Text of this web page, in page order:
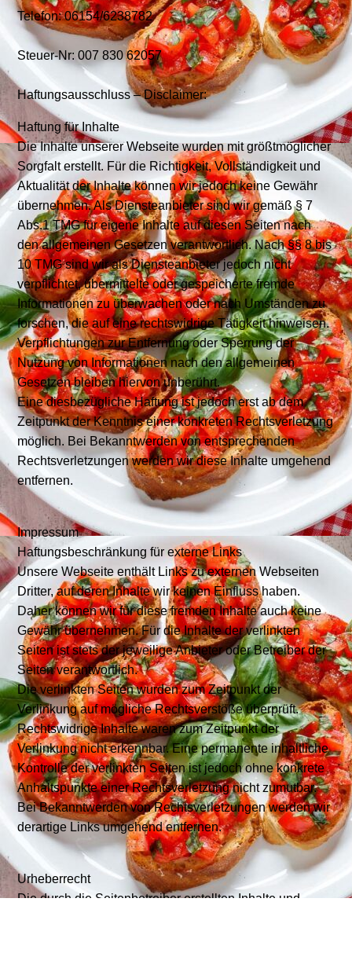
Telefon: 06154/6238782
Steuer-Nr: 007 830 62057
Haftungsausschluss – Disclaimer:
Haftung für Inhalte
Die Inhalte unserer Webseite wurden mit größtmöglicher
Sorgfalt erstellt. Für die Richtigkeit, Vollständigkeit und
Aktualität der Inhalte können wir jedoch keine Gewähr
übernehmen. Als Diensteanbieter sind wir gemäß § 7
Abs.1 TMG für eigene Inhalte auf diesen Seiten nach
den allgemeinen Gesetzen verantwortlich. Nach §§ 8 bis
10 TMG sind wir als Diensteanbieter jedoch nicht
verpflichtet, übermittelte oder gespeicherte fremde
Informationen zu überwachen oder nach Umständen zu
forschen, die auf eine rechtswidrige Tätigkeit hinweisen.
Verpflichtungen zur Entfernung oder Sperrung der
Nutzung von Informationen nach den allgemeinen
Gesetzen bleiben hiervon unberührt.
Eine diesbezügliche Haftung ist jedoch erst ab dem
Zeitpunkt der Kenntnis einer konkreten Rechtsverletzung
möglich. Bei Bekanntwerden von entsprechenden
Rechtsverletzungen werden wir diese Inhalte umgehend
entfernen.
Impressum
Haftungsbeschränkung für externe Links
Unsere Webseite enthält Links zu externen Webseiten
Dritter, auf deren Inhalte wir keinen Einfluss haben.
Daher können wir für diese fremden Inhalte auch keine
Gewähr übernehmen. Für die Inhalte der verlinkten
Seiten ist stets der jeweilige Anbieter oder Betreiber der
Seiten verantwortlich.
Die verlinkten Seiten wurden zum Zeitpunkt der
Verlinkung auf mögliche Rechtsverstöße überprüft.
Rechtswidrige Inhalte waren zum Zeitpunkt der
Verlinkung nicht erkennbar. Eine permanente inhaltliche
Kontrolle der verlinkten Seiten ist jedoch ohne konkrete
Anhaltspunkte einer Rechtsverletzung nicht zumutbar.
Bei Bekanntwerden von Rechtsverletzungen werden wir
derartige Links umgehend entfernen.
Urheberrecht
Die durch die Seitenbetreiber erstellten Inhalte und